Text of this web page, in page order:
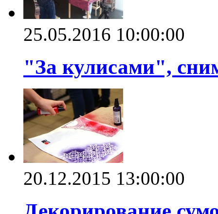
25.05.2016 10:00:00
"За кулисами",
20.12.2015 13:00:00